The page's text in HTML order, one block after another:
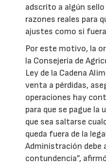
adscrito a algún
razones reales para
ajustes como si
Por este motivo, la
la Consejería de
Ley de la Cadena
venta a pérdidas,
operaciones hay
para que se pague la
que sea saltarse
queda fuera de la
Administración debe
contundencia”,